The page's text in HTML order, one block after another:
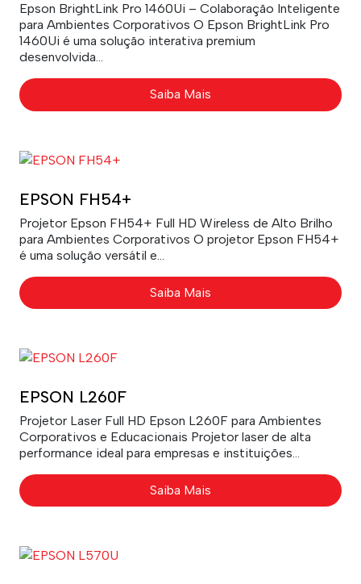
Epson BrightLink Pro 1460Ui – Colaboração Inteligente
para Ambientes Corporativos O Epson BrightLink Pro
1460Ui é uma solução interativa premium
desenvolvida...
Saiba Mais
EPSON FH54+
Projetor Epson FH54+ Full HD Wireless de Alto Brilho
para Ambientes Corporativos O projetor Epson FH54+
é uma solução versátil e...
Saiba Mais
EPSON L260F
Projetor Laser Full HD Epson L260F para Ambientes
Corporativos e Educacionais Projetor laser de alta
performance ideal para empresas e instituições...
Saiba Mais